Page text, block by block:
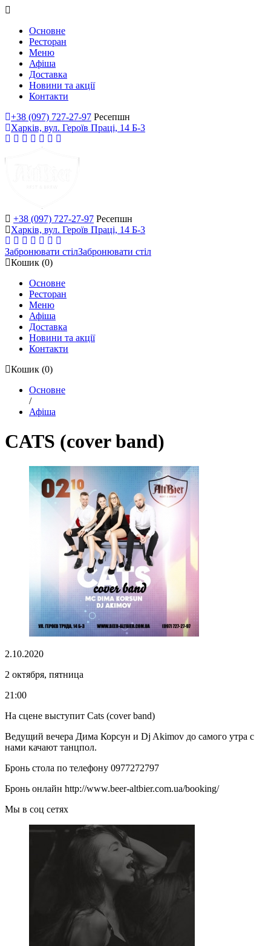
Основне
Ресторан
Меню
Афіша
Доставка
Новини та акції
Контакти
+38 (097) 727-27-97 Ресепшн
Харків, вул. Героїв Праці, 14 Б-3
+38 (097) 727-27-97 Ресепшн
Харків, вул. Героїв Праці, 14 Б-3
Забронювати стілЗабронювати стіл
Кошик (0)
Основне
Ресторан
Меню
Афіша
Доставка
Новини та акції
Контакти
Кошик (0)
Основне
/
Афіша
CATS (cover band)
2.10.2020
2 октября, пятница
21:00
На сцене выступит Cats (cover band)
Ведущий вечера Дима Корсун и Dj Akimov до самого утра с
нами качают танцпол.
Бронь стола по телефону 0977272797
Бронь онлайн http://www.beer-altbier.com.ua/booking/
Мы в соц сетях